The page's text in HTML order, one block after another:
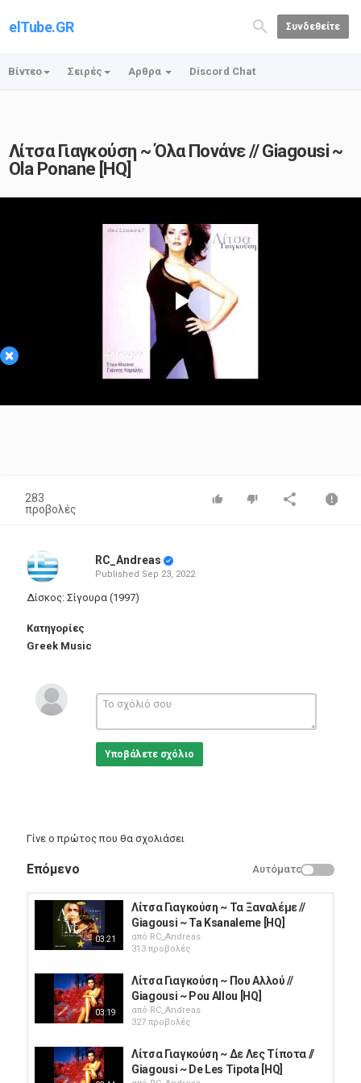
elTube.GR Συνδεθείτε
Βίντεο Σειρές Αρθρα Discord Chat
Λίτσα Γιαγκούση ~ Όλα Πονάνε // Giagousi ~
Ola Ponane [HQ]
×
Play
Video
283
προβολές
RC_Andreas
Published Sep 23, 2022
Δίσκος: Σίγουρα (1997)
Κατηγορίες
Greek Music
Υποβάλετε σχόλιο
Γίνε ο πρώτος που θα σχολιάσει
Επόμενο Αυτόματο
03:21
Λίτσα Γιαγκούση ~ Τα Ξαναλέμε //
Giagousi ~ Ta Ksanaleme [HQ]
από RC_Andreas
313 προβολές
03:19
Λίτσα Γιαγκούση ~ Που Αλλού //
Giagousi ~ Pou Allou [HQ]
από RC_Andreas
327 προβολές
Λίτσα Γιαγκούση ~ Δε Λες Τίποτα //
Giagousi ~ De Les Tipota [HQ]